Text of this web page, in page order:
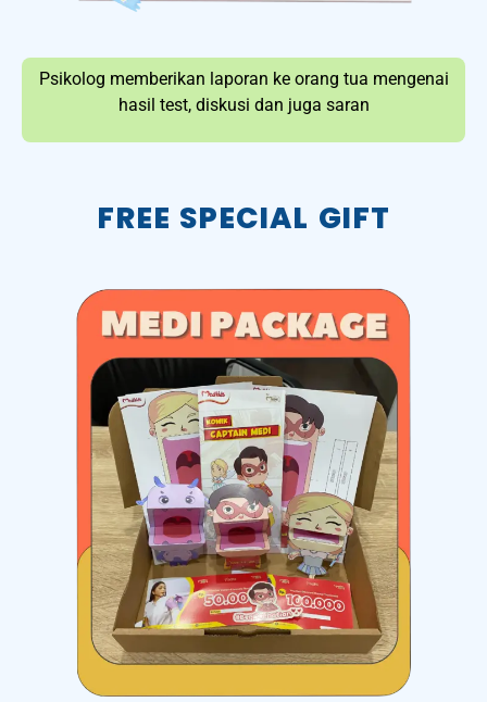
Psikolog memberikan laporan ke orang tua mengenai
hasil test, diskusi dan juga saran
FREE SPECIAL GIFT